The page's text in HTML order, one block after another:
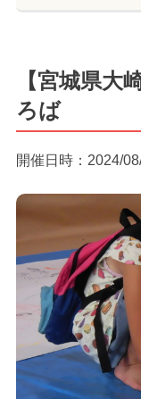
【宮城県大
ろば
開催日時：2024/